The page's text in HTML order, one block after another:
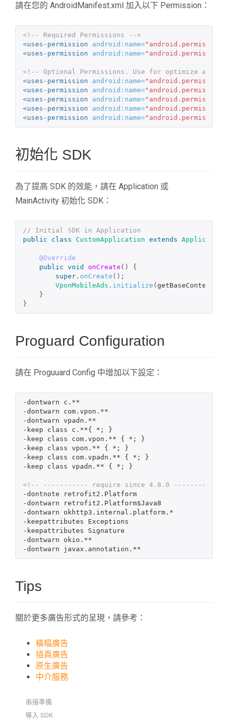
請在您的 AndroidManifest.xml 加入以下 Permission：
<!-- Required Permissions -->
<uses-permission
android:name=
<uses-permission
android:name=
<!-- Optional Permissions. Use for optimize ad
<uses-permission
android:name=
<uses-permission
android:name=
<uses-permission
android:name=
<uses-permission
android:name=
<uses-permission
android:name=
初始化 SDK
為了提高 SDK 的效能，請在 Application 或
MainActivity 初始化 SDK：
// Initial SDK in Application
public
class CustomApplication extends Application
@Override
public void onCreate ()
{
super . onCreate ();
VponMobileAds . initialize ( getBaseContext
}
}
Proguard Configuration
請在 Proguuard Config 中增加以下設定：
-dontwarn c.**
-dontwarn com.vpon.**
-dontwarn vpadn.**
-keep class c.**{ *; }
-keep class com.vpon.** { *; }
-keep class vpon.** { *; }
-keep class com.vpadn.** { *; }
-keep class vpadn.** { *; }
<!-- ----------- require since 4.8.0 --------- -->
-dontnote retrofit2.Platform
-dontwarn retrofit2.Platform$Java8
-dontwarn okhttp3.internal.platform.*
-keepattributes Exceptions
-keepattributes Signature
-dontwarn okio.**
Tips
關於更多廣告形式的呈現，請參考：
橫幅廣告
插頁廣告
原生廣告
中介服務
串接準備
導入 SDK